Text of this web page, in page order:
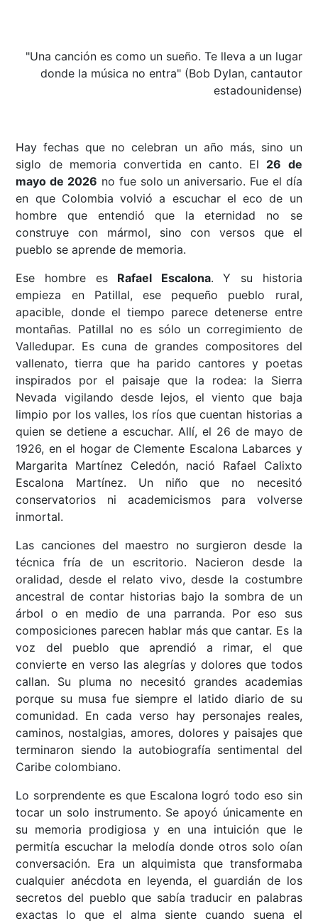
"Una canción es como un sueño. Te lleva a un lugar
donde la música no entra" (Bob Dylan, cantautor
estadounidense)
Hay fechas que no celebran un año más, sino un
siglo de memoria convertida en canto. El 26 de
mayo de 2026 no fue solo un aniversario. Fue el día
en que Colombia volvió a escuchar el eco de un
hombre que entendió que la eternidad no se
construye con mármol, sino con versos que el
pueblo se aprende de memoria.
Ese hombre es Rafael Escalona. Y su historia
empieza en Patillal, ese pequeño pueblo rural,
apacible, donde el tiempo parece detenerse entre
montañas. Patillal no es sólo un corregimiento de
Valledupar. Es cuna de grandes compositores del
vallenato, tierra que ha parido cantores y poetas
inspirados por el paisaje que la rodea: la Sierra
Nevada vigilando desde lejos, el viento que baja
limpio por los valles, los ríos que cuentan historias a
quien se detiene a escuchar. Allí, el 26 de mayo de
1926, en el hogar de Clemente Escalona Labarces y
Margarita Martínez Celedón, nació Rafael Calixto
Escalona Martínez. Un niño que no necesitó
conservatorios ni academicismos para volverse
inmortal.
Las canciones del maestro no surgieron desde la
técnica fría de un escritorio. Nacieron desde la
oralidad, desde el relato vivo, desde la costumbre
ancestral de contar historias bajo la sombra de un
árbol o en medio de una parranda. Por eso sus
composiciones parecen hablar más que cantar. Es la
voz del pueblo que aprendió a rimar, el que
convierte en verso las alegrías y dolores que todos
callan. Su pluma no necesitó grandes academias
porque su musa fue siempre el latido diario de su
comunidad. En cada verso hay personajes reales,
caminos, nostalgias, amores, dolores y paisajes que
terminaron siendo la autobiografía sentimental del
Caribe colombiano.
Lo sorprendente es que Escalona logró todo eso sin
tocar un solo instrumento. Se apoyó únicamente en
su memoria prodigiosa y en una intuición que le
permitía escuchar la melodía donde otros solo oían
conversación. Era un alquimista que transformaba
cualquier anécdota en leyenda, el guardián de los
secretos del pueblo que sabía traducir en palabras
exactas lo que el alma siente cuando suena el